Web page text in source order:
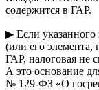
содержится в ГАР.
▶ Если указанного
(или его
ГАР, налоговая не
А это основание
№ 129-ФЗ «О